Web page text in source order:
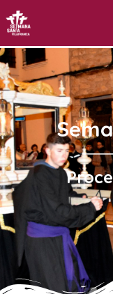
Setmana